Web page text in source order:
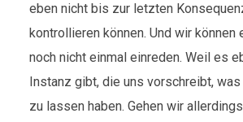
eben nicht bis zur letzten
kontrollieren können. Und wir können
noch nicht einmal einreden. Weil es
Instanz gibt, die uns vorschreibt,
zu lassen haben. Gehen wir